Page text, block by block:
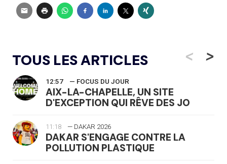
TOUS LES ARTICLES <
12:57 — FOCUS DU JOUR
AIX-LA-CHAPELLE, UN SITE
D'EXCEPTION QUI RÊVE DES JO
11:18 — DAKAR 2026
DAKAR S'ENGAGE CONTRE LA
POLLUTION PLASTIQUE
>